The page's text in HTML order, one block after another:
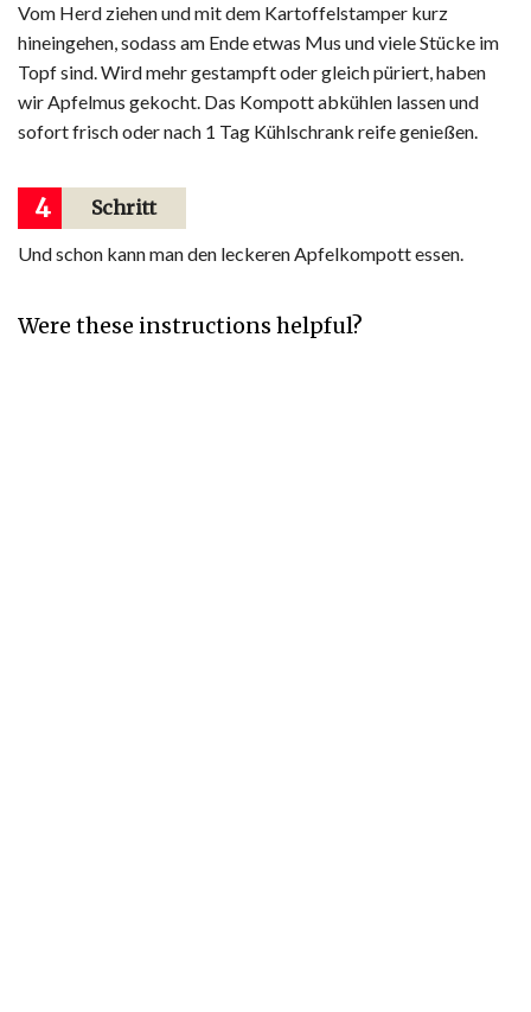
Vom Herd ziehen und mit dem Kartoffelstamper kurz
hineingehen, sodass am Ende etwas Mus und viele Stücke im
Topf sind. Wird mehr gestampft oder gleich püriert, haben
wir Apfelmus gekocht. Das Kompott abkühlen lassen und
sofort frisch oder nach 1 Tag Kühlschrank reife genießen.
4 Schritt
Und schon kann man den leckeren Apfelkompott essen.
Were these instructions helpful?